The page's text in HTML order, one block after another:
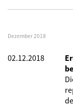
Dezember 2018
02.12.2018